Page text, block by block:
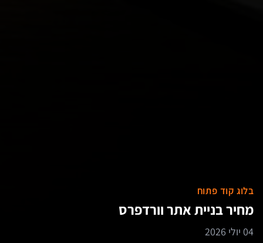
בלוג קוד פתוח
מחיר בניית אתר וורדפרס
04 יולי 2026